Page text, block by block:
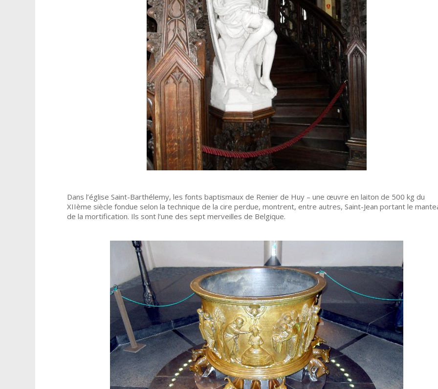
Dans l’église Saint-Barthélemy, les fonts baptismaux de Renier de Huy – une œuvre en laiton de 500 kg du
XIIème siècle fondue selon la technique de la cire perdue, montrent, entre autres, Saint-Jean portant le
de la mortification. Ils sont l’une des sept merveilles de Belgique.